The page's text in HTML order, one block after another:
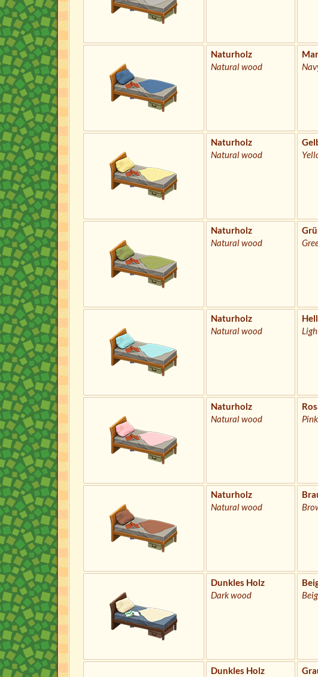
Naturholz
Natural wood
Naturholz
Natural wood
Naturholz
Natural wood
Naturholz
Natural wood
Naturholz
Natural wood
Pink
Naturholz
Natural wood
Dunkles Holz
Dark wood
Dunkles Holz